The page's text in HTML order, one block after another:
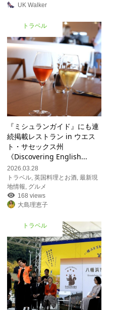
UK Walker
トラベル
『ミシュランガイド』にも連
続掲載レストラン in ウエス
ト・サセックス州
《Discovering English...
2026.03.28
トラベル ,英国料理とお酒 ,最新現
地情報 グルメ
168 views
大島理恵子
トラベル